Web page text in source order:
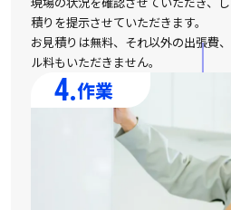
積りを提示させていただきます。
お見積りは無料、それ以外の出張費
ル料もいただきません。
4.作業